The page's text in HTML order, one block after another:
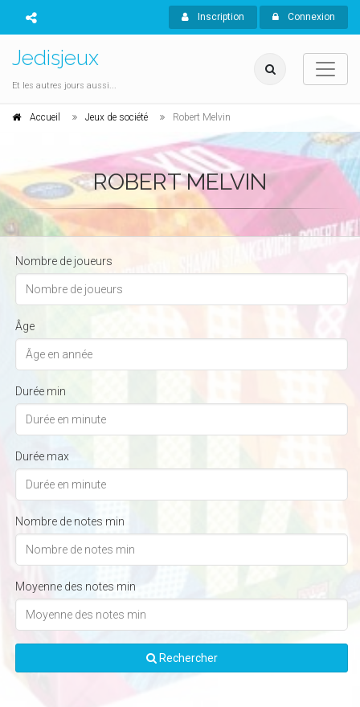
Inscription Connexion
Jedisjeux
Et les autres jours aussi...
Accueil Jeux de société Robert Melvin
ROBERT MELVIN
Nombre de joueurs
Âge
Durée min
Durée max
Nombre de notes min
Moyenne des notes min
Rechercher